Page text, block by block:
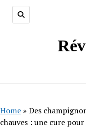
Home » Des
chauves : une cure pour